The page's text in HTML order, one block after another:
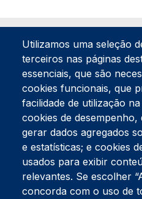
Tel:234 390 100Fax:234 390
Endereço Postal
Apartado 42
Rua Gil Eanes 31
3834-908 Gafanha da Nazaré
Estúdios
Utilizamos uma seleção
terceiros nas páginas
essenciais, que são
cookies funcionais, que
facilidade de utilização
cookies de
gerar dados agregados
e estatísticas; e cookies
usados para exibir
relevantes. Se escolher
concorda com o uso de